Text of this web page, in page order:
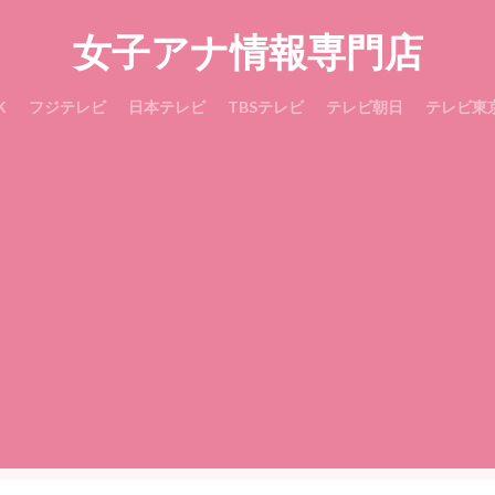
女子アナ情報専門店
フジテレビ 日本テレビ TBSテレビ テレビ朝日 テレビ東